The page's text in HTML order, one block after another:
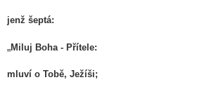
jenž šeptá:
„Miluj Boha - Přítele:
mluví o Tobě, Ježíši;